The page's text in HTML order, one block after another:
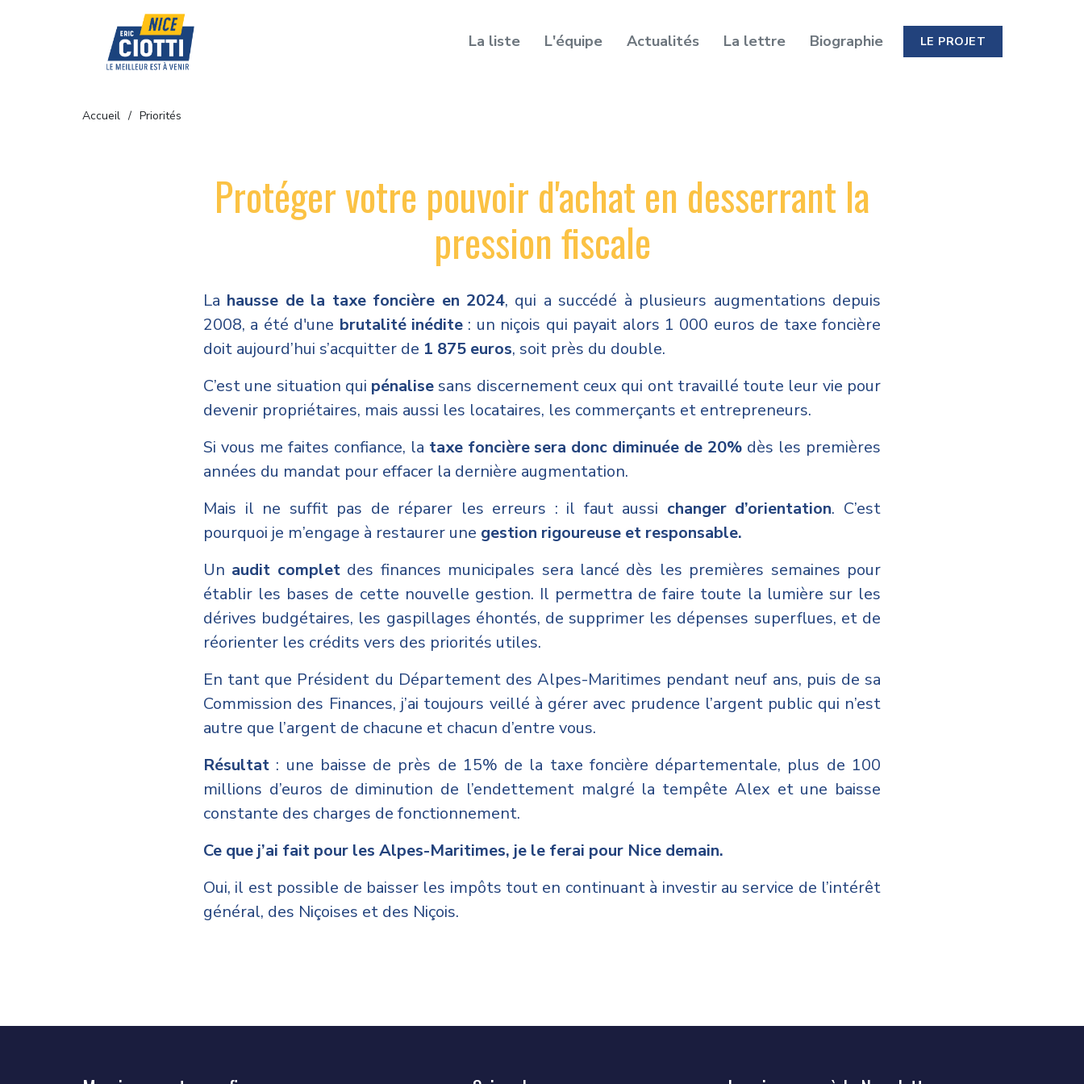
La liste L'équipe Actualités La lettre Biographie LE PROJET
Accueil Priorités
Protéger votre pouvoir d'achat en desserrant la
pression fiscale
La hausse de la taxe foncière en 2024, qui a succédé à plusieurs augmentations depuis
2008, a été d'une brutalité inédite : un niçois qui payait alors 1 000 euros de taxe foncière
doit aujourd’hui s’acquitter de 1 875 euros, soit près du double.
C’est une situation qui pénalisesans discernement ceux qui ont travaillé toute leur vie pour
devenir propriétaires, mais aussi les locataires, les commerçants et entrepreneurs.
Si vous me faites confiance, la taxe foncière sera donc diminuée de 20% dès les premières
années du mandat pour effacer la dernière augmentation.
Mais il ne suffit pas de réparer les erreurs : il faut aussi changer d’orientation. C’est
pourquoi je m’engage à restaurer une gestion rigoureuse et responsable.
Un audit completdes finances municipales sera lancé dès les premières semaines pour
établir les bases de cette nouvelle gestion. Il permettra de faire toute la lumière sur les
dérives budgétaires, les gaspillages éhontés, de supprimer les dépenses superflues, et de
réorienter les crédits vers des priorités utiles.
En tant que Président du Département des Alpes-Maritimes pendant neuf ans, puis de sa
Commission des Finances, j’ai toujours veillé à gérer avec prudence l’argent public qui n’est
autre que l’argent de chacune et chacun d’entre vous.
Résultat : une baisse de près de 15% de la taxe foncière départementale, plus de 100
millions d’euros de diminution de l’endettement malgré la tempête Alex et une baisse
constante des charges de fonctionnement.
Ce que j’ai fait pour les Alpes-Maritimes, je le ferai pour Nice demain.
Oui, il est possible de baisser les impôts tout en continuant à investir au service de l’intérêt
général, des Niçoises et des Niçois.